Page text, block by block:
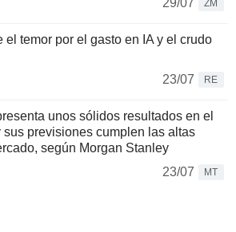
29/07
ZM
el temor por el gasto en IA y el crudo
23/07
RE
unos sólidos resultados en el
sus previsiones cumplen las altas
según Morgan Stanley
23/07
MT